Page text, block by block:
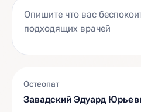
Остеопат
Завадский Эдуард